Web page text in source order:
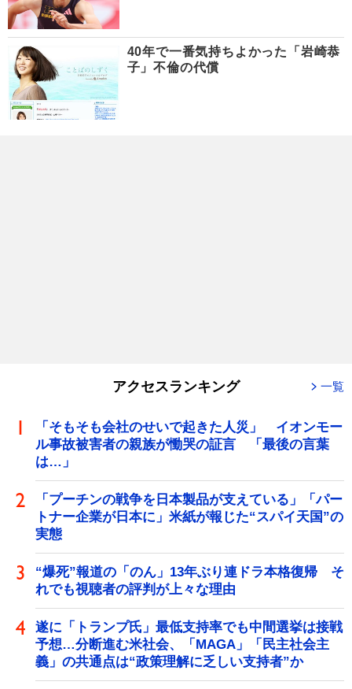
40年で一番気持ちよかった「岩崎恭
子」不倫の代償
アクセスランキング 一覧
「そもそも会社のせいで起きた人災」 イオンモー
ル事故被害者の親族が慟哭の証言 「最後の言葉
は…」
「プーチンの戦争を日本製品が支えている」「パー
トナー企業が日本に」米紙が報じた“スパイ天国”の
実態
“爆死”報道の「のん」13年ぶり連ドラ本格復帰 そ
れでも視聴者の評判が上々な理由
遂に「トランプ氏」最低支持率でも中間選挙は接戦
予想…分断進む米社会、「MAGA」「民主社会主
義」の共通点は“政策理解に乏しい支持者”か